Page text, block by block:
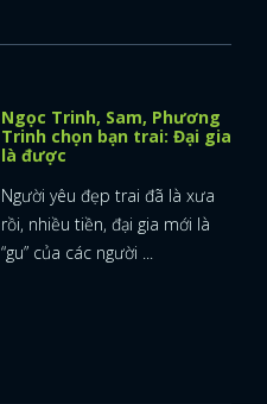
Ngọc Trinh, Sam, Phương
Trinh chọn bạn trai: Đại gia
là được
Người yêu đẹp trai đã là xưa
rồi, nhiều tiền, đại gia mới là
“gu” của các người ...